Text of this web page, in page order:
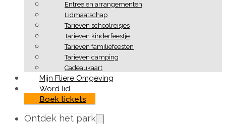
Entree en arrangementen
Lidmaatschap
Tarieven schoolreisjes
Tarieven kinderfeestje
Tarieven familiefeesten
Tarieven camping
Cadeaukaart
Mijn Fliere Omgeving
Word lid
Boek tickets
Ontdek het park